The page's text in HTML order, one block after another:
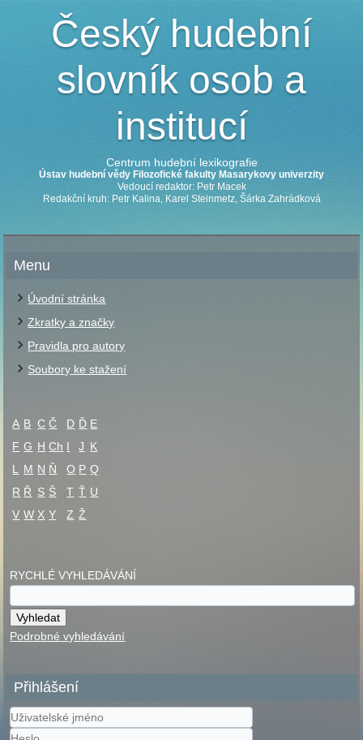
Český hudební
slovník osob a
institucí
Centrum hudební lexikografie
Ústav hudební vědy Filozofické fakulty Masarykovy univerzity
Vedoucí redaktor: Petr Macek
Redakční kruh: Petr Kalina, Karel Steinmetz, Šárka Zahrádková
Menu
Úvodní stránka
Zkratky a značky
Pravidla pro autory
Soubory ke stažení
A B C Č D Ď E
F G H Ch I J K
L
M N Ň O P Q
R Ř S Š T Ť U
V W X Y Z Ž
RYCHLÉ VYHLEDÁVÁNÍ
Podrobné vyhledávání
Přihlášení